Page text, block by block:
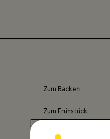
Zum Backen
Zum Frühstück
Für Fleisch